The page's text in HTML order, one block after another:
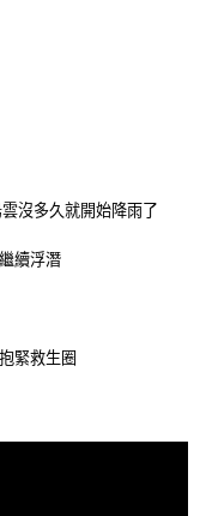
沒多久就開始降雨了
續浮潛
緊救生圈